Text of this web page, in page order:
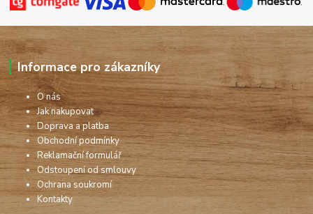
Informace pro zákazníky
O nás
Jak nakupovat
Doprava a platba
Obchodní podmínky
Reklamační formulář
Odstoupení od smlouvy
Ochrana soukromí
Kontakty